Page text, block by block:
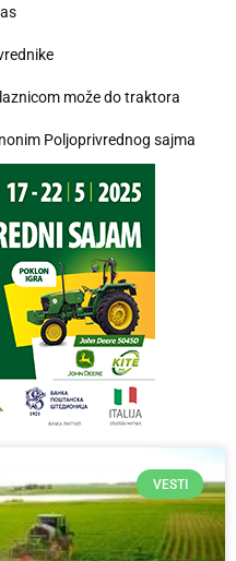
može do traktora
Poljoprivrednog sajma
VESTI